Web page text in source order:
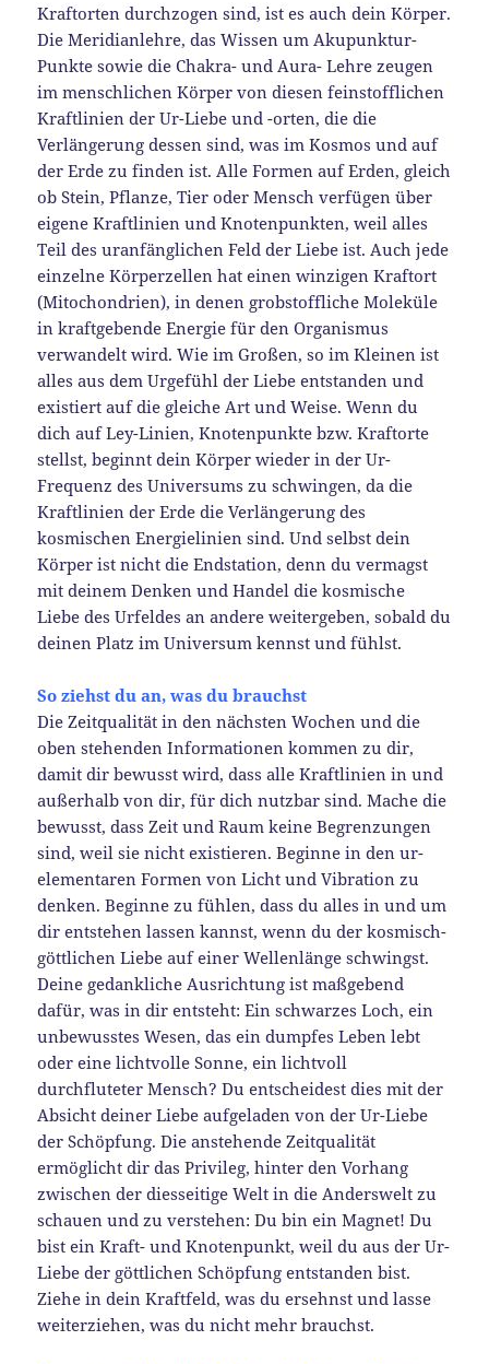
Kraftorten durchzogen sind, ist es auch dein Körper.
Die Meridianlehre, das Wissen um Akupunktur-
Punkte sowie die Chakra- und Aura- Lehre zeugen
im menschlichen Körper von diesen feinstofflichen
Kraftlinien der Ur-Liebe und -orten, die die
Verlängerung dessen sind, was im Kosmos und auf
der Erde zu finden ist. Alle Formen auf Erden, gleich
ob Stein, Pflanze, Tier oder Mensch verfügen über
eigene Kraftlinien und Knotenpunkten, weil alles
Teil des uranfänglichen Feld der Liebe ist. Auch jede
einzelne Körperzellen hat einen winzigen Kraftort
(Mitochondrien), in denen grobstoffliche Moleküle
in kraftgebende Energie für den Organismus
verwandelt wird. Wie im Großen, so im Kleinen ist
alles aus dem Urgefühl der Liebe entstanden und
existiert auf die gleiche Art und Weise. Wenn du
dich auf Ley-Linien, Knotenpunkte bzw. Kraftorte
stellst, beginnt dein Körper wieder in der Ur-
Frequenz des Universums zu schwingen, da die
Kraftlinien der Erde die Verlängerung des
kosmischen Energielinien sind. Und selbst dein
Körper ist nicht die Endstation, denn du vermagst
mit deinem Denken und Handel die kosmische
Liebe des Urfeldes an andere weitergeben, sobald du
deinen Platz im Universum kennst und fühlst.
So ziehst du an, was du brauchst
Die Zeitqualität in den nächsten Wochen und die
oben stehenden Informationen kommen zu dir,
damit dir bewusst wird, dass alle Kraftlinien in und
außerhalb von dir, für dich nutzbar sind. Mache die
bewusst, dass Zeit und Raum keine Begrenzungen
sind, weil sie nicht existieren. Beginne in den ur-
elementaren Formen von Licht und Vibration zu
denken. Beginne zu fühlen, dass du alles in und um
dir entstehen lassen kannst, wenn du der kosmisch-
göttlichen Liebe auf einer Wellenlänge schwingst.
Deine gedankliche Ausrichtung ist maßgebend
dafür, was in dir entsteht: Ein schwarzes Loch, ein
unbewusstes Wesen, das ein dumpfes Leben lebt
oder eine lichtvolle Sonne, ein lichtvoll
durchfluteter Mensch? Du entscheidest dies mit der
Absicht deiner Liebe aufgeladen von der Ur-Liebe
der Schöpfung. Die anstehende Zeitqualität
ermöglicht dir das Privileg, hinter den Vorhang
zwischen der diesseitige Welt in die Anderswelt zu
schauen und zu verstehen: Du bin ein Magnet! Du
bist ein Kraft- und Knotenpunkt, weil du aus der Ur-
Liebe der göttlichen Schöpfung entstanden bist.
Ziehe in dein Kraftfeld, was du ersehnst und lasse
weiterziehen, was du nicht mehr brauchst.